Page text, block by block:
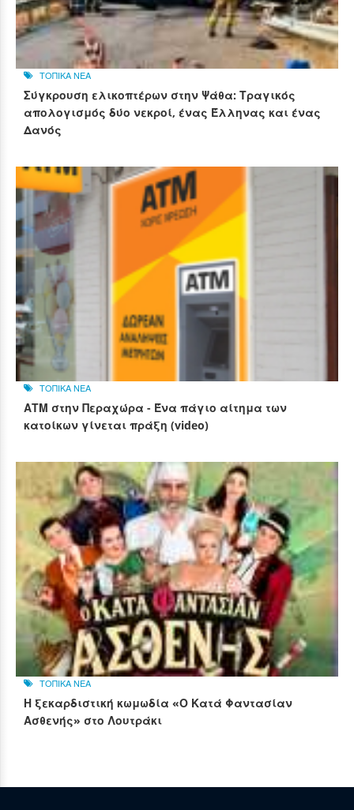
ΤΟΠΙΚΑ ΝΕΑ
Σύγκρουση ελικοπτέρων στην Ψάθα: Τραγικός
απολογισμός δύο νεκροί, ένας Έλληνας και ένας
Δανός
ΤΟΠΙΚΑ ΝΕΑ
ΑΤΜ στην Περαχώρα - Ένα πάγιο αίτημα των
κατοίκων γίνεται πράξη (video)
ΤΟΠΙΚΑ ΝΕΑ
Η ξεκαρδιστική κωμωδία «Ο Κατά Φαντασίαν
Ασθενής» στο Λουτράκι